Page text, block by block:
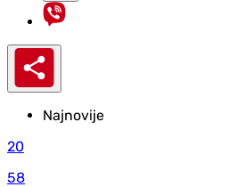
Najnovije
20
58